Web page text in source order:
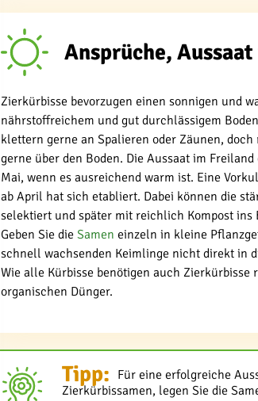
Ansprüche,
Zierkürbisse bevorzugen einen sonnigen und
nährstoffreichem und gut durchlässigem
klettern gerne an Spalieren oder Zäunen, doch
gerne über den Boden. Die Aussaat im
Mai, wenn es ausreichend warm ist. Eine
ab April hat sich etabliert. Dabei können die
selektiert und später mit reichlich Kompost ins
Geben Sie die Samen einzeln in kleine
schnell wachsenden Keimlinge nicht direkt in
Wie alle Kürbisse benötigen auch Zierkürbisse
organischen Dünger.
Tipp: Für eine erfolgreiche
Zierkürbissamen, legen Sie die